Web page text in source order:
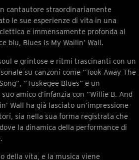
cantautore straordinariamente
le sue esperienze di vita in una
e immensamente profonda al
blu, Blues Is My Wailin’ Wall.
e grintose e ritmi trascinanti con un
su canzoni come “Took Away The
“Tuskegee Blues” e un
amico d’infanzia con “Willie B. And
Wall ha già lasciato un’impressione
sia nella sua forma registrata che
la dinamica della performance di
della vita, e la musica viene